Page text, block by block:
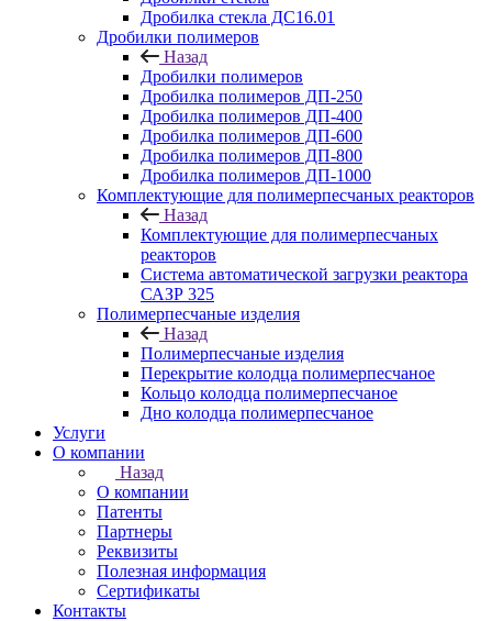
Дробилка стекла ДС16.01
Дробилки полимеров
Назад
Дробилки полимеров
Дробилка полимеров ДП-250
Дробилка полимеров ДП-400
Дробилка полимеров ДП-600
Дробилка полимеров ДП-800
Дробилка полимеров ДП-1000
Комплектующие для полимерпесчаных реакторов
Назад
Комплектующие для полимерпесчаных
реакторов
Система автоматической загрузки реактора
САЗР 325
Полимерпесчаные изделия
Назад
Полимерпесчаные изделия
Перекрытие колодца полимерпесчаное
Кольцо колодца полимерпесчаное
Дно колодца полимерпесчаное
Услуги
О компании
Назад
О компании
Патенты
Партнеры
Реквизиты
Полезная информация
Сертификаты
Контакты